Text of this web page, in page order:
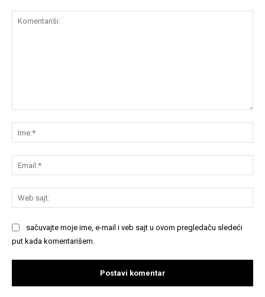
sačuvajte moje ime, e-mail i veb sajt u ovom pregledaču sledeći
put kada komentarišem.